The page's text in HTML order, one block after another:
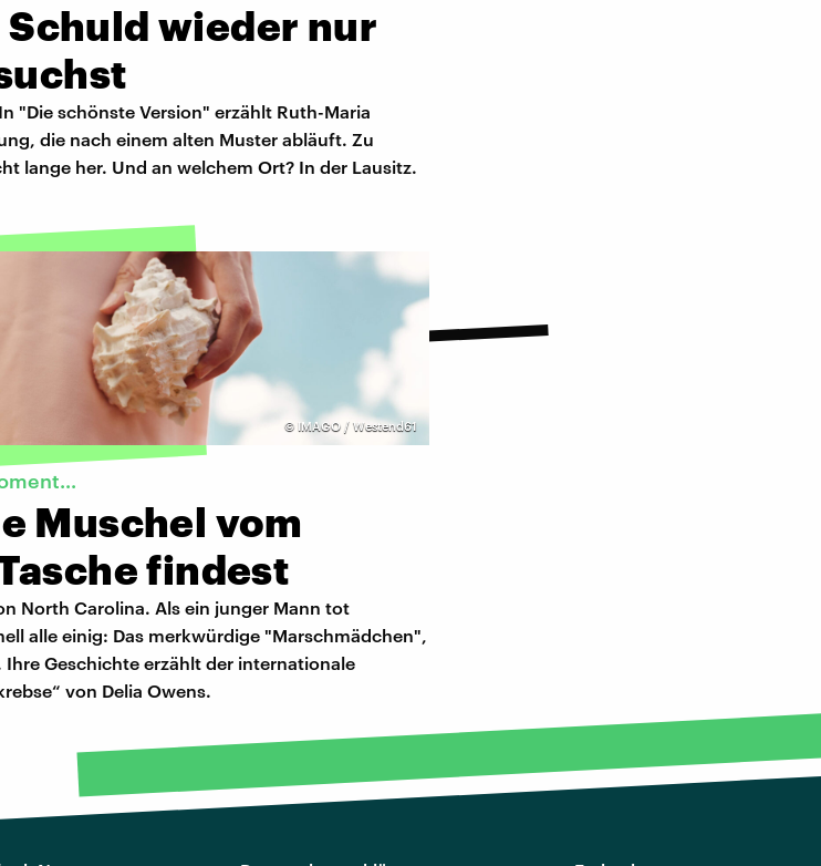
wieder nur
"Die schönste Version" erzählt Ruth-Maria
die nach einem alten Muster abläuft. Zu
lange her. Und an welchem Ort? In der Lausitz.
© IMAGO / Westend61
Muschel vom
findest
North Carolina. Als ein junger Mann tot
alle einig: Das merkwürdige "Marschmädchen",
Geschichte erzählt der internationale
von Delia Owens.